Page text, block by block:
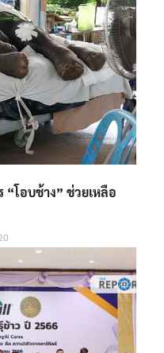
“โอบช้าง” ช่วยเหลือ